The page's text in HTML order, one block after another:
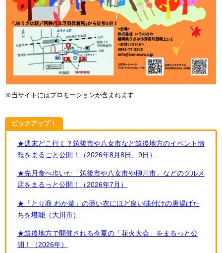
※当サイトにはプロモーションが含まれます
ピックアップ！
★週末どこ行く？筑後市や八女市など筑後地方のイベント情
報をまるごと公開！（2026年8月8日、9日）
★先月食べ歩いた「筑後市や八女市や柳川市」などのグルメ
店をまるっと公開！（2026年7月）
★「とり商 わか菜」の薄い衣にほど良い味付けの唐揚げた
ちを堪能（大川市）
★筑後地方で開催される今夏の「花火大会」をまるっと公
開！（2026年）